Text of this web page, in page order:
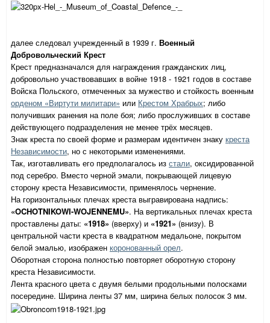
далее следовал учрежденный в 1939 г. Военный
Добровольческий Крест
Крест предназначался для награждения гражданских лиц,
добровольно участвовавших в войне 1918 - 1921 годов в составе
Войска Польского, отмеченных за мужество и стойкость военным
орденом «Виртути милитари» или Крестом Храбрых; либо
получивших ранения на поле боя; либо прослуживших в составе
действующего подразделения не менее трёх месяцев.
Знак креста по своей форме и размерам идентичен знаку креста
Независимости, но с некоторыми изменениями.
Так, изготавливать его предполагалось из стали, оксидированной
под серебро. Вместо черной эмали, покрывающей лицевую
сторону креста Независимости, применялось чернение.
На горизонтальных плечах креста выгравирована надпись:
«OCHOTNIKOWI-WOJENNEMU». На вертикальных плечах креста
проставлены даты: «1918» (вверху) и «1921» (внизу). В
центральной части креста в квадратном медальоне, покрытом
белой эмалью, изображен коронованный орел.
Оборотная сторона полностью повторяет оборотную сторону
креста Независимости.
Лента красного цвета с двумя белыми продольными полосками
посередине. Ширина ленты 37 мм, ширина белых полосок 3 мм.